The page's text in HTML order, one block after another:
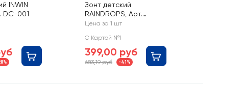
INWIN
DC-001
Зонт детский
RAINDROPS, Арт.
RDL135
Цена за 1 шт
С Картой №1
399,00 руб
683,19 руб -41%